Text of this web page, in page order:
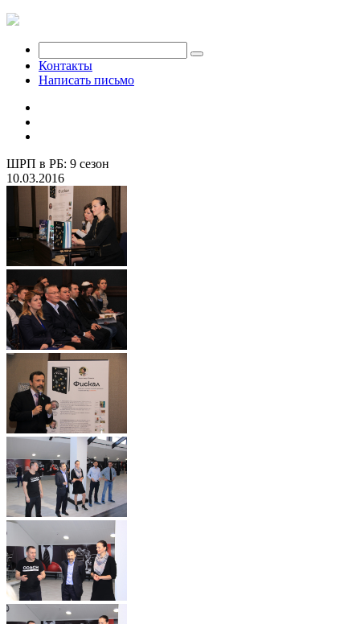
Контакты
Написать письмо
ШРП в РБ: 9 сезон
10.03.2016